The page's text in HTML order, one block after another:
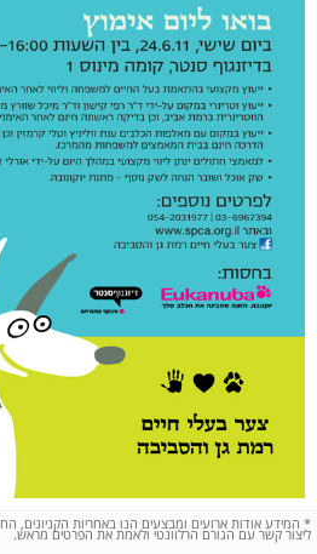
* המידע אודות ארועים ומבצעים הנו באחריות הקניונים,
ליצור קשר עם הגורם הרלוונטי ולאמת את הפרטים מראש.